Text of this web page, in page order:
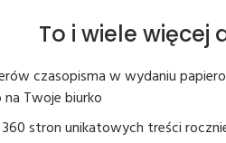
To i wiele
czasopisma w wydaniu
Twoje biurko
stron unikatowych treści